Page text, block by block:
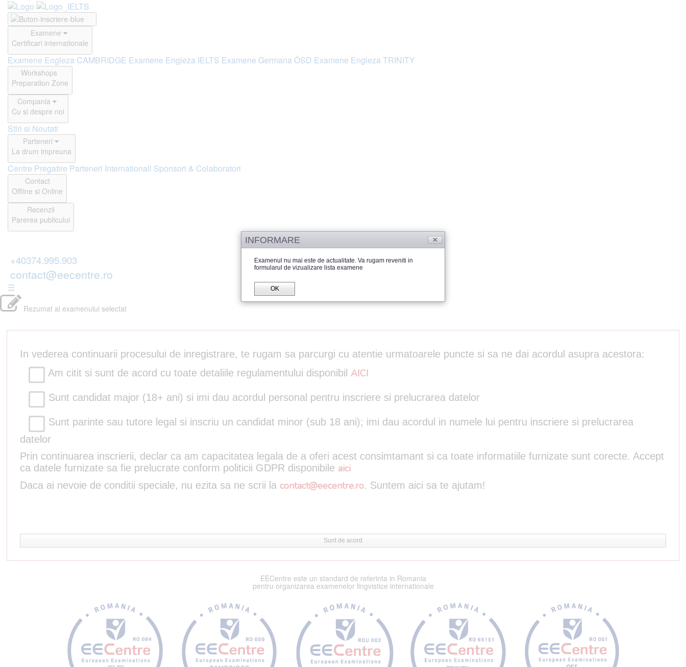
Examene
Certificari internationale
Examene Engleza CAMBRIDGE Examene Engleza IELTS Examene Germana ÖSD Examene Engleza TRINITY
Workshops
Preparation Zone
Compania
Cu si despre noi
Stiri si Noutati
Parteneri
La drum impreuna
Centre Pregatire Parteneri Internationali Sponsori & Colaboratori
Contact
Offline si Online
Recenzii
Parerea publicului
+40374.995.903
contact@eecentre.ro
☰
Rezumat al examenului selectat
In vederea continuarii procesului de inregistrare, te rugam sa parcurgi cu atentie urmatoarele puncte si sa ne dai acordul asupra acestora:
Am citit si sunt de acord cu toate detaliile regulamentului disponibil AICI
Sunt candidat major (18+ ani) si imi dau acordul personal pentru inscriere si prelucrarea datelor
Sunt parinte sau tutore legal si inscriu un candidat minor (sub 18 ani); imi dau acordul in numele lui pentru inscriere si prelucrarea
datelor
Prin continuarea inscrierii, declar ca am capacitatea legala de a oferi acest consimtamant si ca toate informatiile furnizate sunt corecte. Accept
ca datele furnizate sa fie prelucrate conform politicii GDPR disponibile aici
Daca ai nevoie de conditii speciale, nu ezita sa ne scrii la contact@eecentre.ro. Suntem aici sa te ajutam!
Sunt de acord
EECentre este un standard de referinta in Romania
pentru organizarea examenelor lingvistice internationale
INFORMARE
Examenul nu mai este de actualitate. Va rugam reveniti in
formularul de vizualizare lista examene
OK